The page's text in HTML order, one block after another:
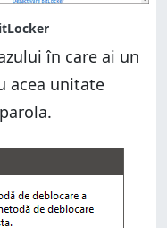
în care ai un
acea unitate